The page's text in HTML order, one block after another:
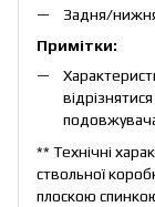
Задня/
Примітки:
** Технічні
ствольної
плоскою